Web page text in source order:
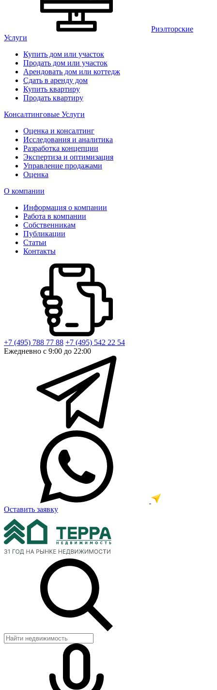
Риэлторские
Услуги
Купить дом или участок
Продать дом или участок
Арендовать дом или коттедж
Сдать в аренду дом
Купить квартиру
Продать квартиру
Консалтинговые Услуги
Оценка и консалтинг
Исследования и аналитика
Разработка концепции
Экспертиза и оптимизация
Управление продажами
Оценка
О компании
Информация о компании
Работа в компании
Собственникам
Публикации
Статьи
Контакты
+7 (495) 788 77 88 +7 (495) 542 22 54
Ежедневно с 9:00 до 22:00
Оставить заявку